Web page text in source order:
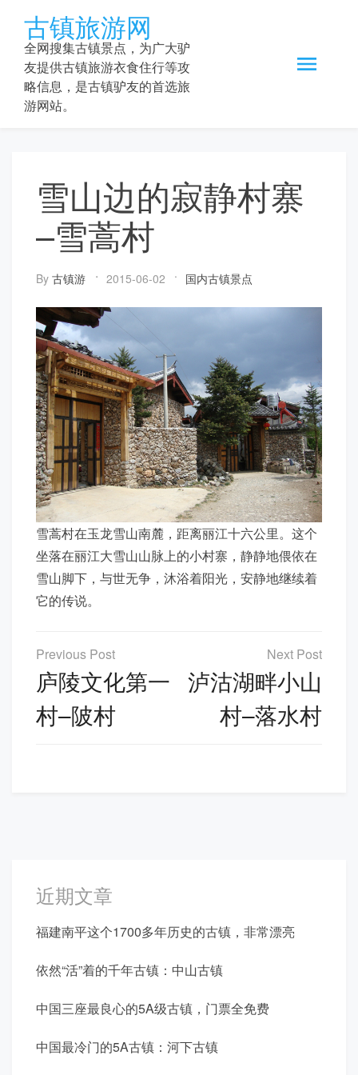
content
古镇旅游网
全网搜集古镇景点，为广大驴
友提供古镇旅游衣食住行等攻
略信息，是古镇驴友的首选旅
游网站。
雪山边的寂静村寨
–雪蒿村
By 古镇游 2015-06-02 国内古镇景点
雪蒿村在玉龙雪山南麓，距离丽江十六公里。这个
坐落在丽江大雪山山脉上的小村寨，静静地偎依在
雪山脚下，与世无争，沐浴着阳光，安静地继续着
它的传说。
文
章
导
航
庐陵文化第一
村–陂村
泸沽湖畔小山
村–落水村
近期文章
福建南平这个1700多年历史的古镇，非常漂亮
依然“活”着的千年古镇：中山古镇
中国三座最良心的5A级古镇，门票全免费
中国最冷门的5A古镇：河下古镇